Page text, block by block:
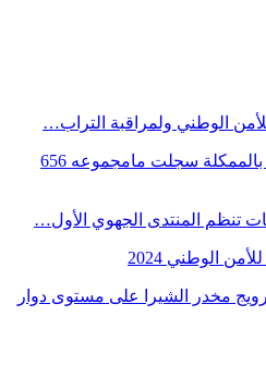
الوطني ولمراقبة التراب…
2024 : مراكش ضمن أربع مدن بالممكلة سجلت مامجموعه 656
تنظم المنتدى الجهوي الأول…
الوطني 2024
مخدر الشيرا على مستوى دوار